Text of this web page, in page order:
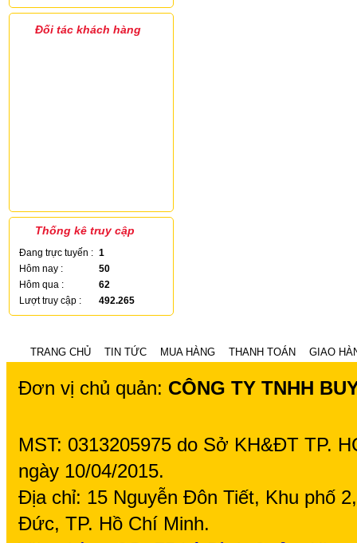
Đối tác khách hàng
Thống kê truy cập
Đang trực tuyến : 1
Hôm nay :
50
Hôm qua :
62
Lượt truy cập :
492.265
TRANG CHỦ TIN TỨC MUA HÀNG THANH TOÁN GIAO
Đơn vị chủ quản: CÔNG TY TNHH
MST: 0313205975 do Sở KH&ĐT TP.
ngày 10/04/2015.
Địa chỉ: 15 Nguyễn Đôn Tiết, Khu phố
Đức, TP. Hồ Chí Minh.